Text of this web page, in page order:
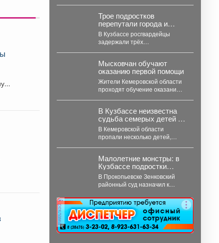
Росгвардии....
Трое подростков
перепутали города и
сбежали в Юргу, а не
Новосибирск
В Кузбассе росгвардейцы
задержали трёх
Новокузнецке. Как пишет
Горсайт,...
Мысковчан обучают
оказанию первой помощи
Жители Кемеровской области
проходят обучение оказанию
Илья Середюк. ...
В Кузбассе неизвестна
судьба семерых детей –
как сквозь землю
провалились
В Кемеровской области
пропали несколько детей,
Малолетние монстры: в
Кузбассе подростки
избили, запихали в
багажник, и похитили 10-
летнего ребенка
В Прокопьевске Зенковский
районный суд назначил к
о похищении 10-летнего
ребёнка. ...
реклама